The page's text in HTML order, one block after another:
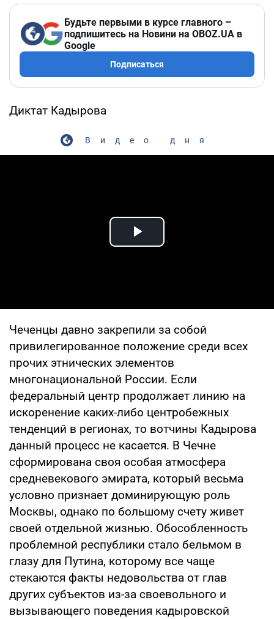
Будьте первыми в курсе главного –
подпишитесь на Новини на OBOZ.UA в
Google
Подписаться
Диктат Кадырова
Видео дня
Play Video
Чеченцы давно закрепили за собой
привилегированное положение среди всех
прочих этнических элементов
многонациональной России. Если
федеральный центр продолжает линию на
искоренение каких-либо центробежных
тенденций в регионах, то вотчины Кадырова
данный процесс не касается. В Чечне
сформирована своя особая атмосфера
средневекового эмирата, который весьма
условно признает доминирующую роль
Москвы, однако по большому счету живет
своей отдельной жизнью. Обособленность
проблемной республики стало бельмом в
глазу для Путина, которому все чаще
стекаются факты недовольства от глав
других субъектов из-за своевольного и
вызывающего поведения кадыровской